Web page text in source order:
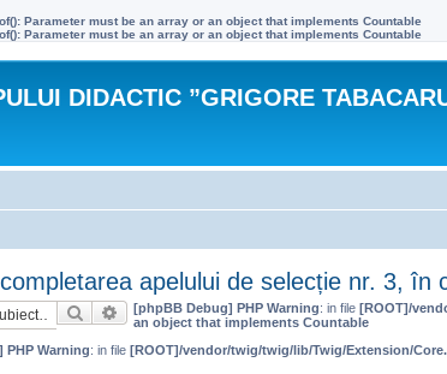
Parameter must be an array or an object that implements Countable
Parameter must be an array or an object that implements Countable
DIDACTIC ”GRIGORE
apelului de selecție nr. 3, în
CăutareCăutare avansată
[phpBB Debug] PHP Warning: in file [ROOT]/
an object that implements Countable
Warning: in file [ROOT]/vendor/twig/twig/lib/Twig/Extension/